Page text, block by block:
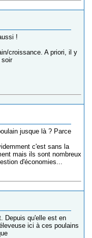
!
croissance. A priori, il y
soir
jusque là ? Parce
c'est sans la
mais ils sont nombreux
d'économies...
Depuis qu'elle est en
ici à ces poulains